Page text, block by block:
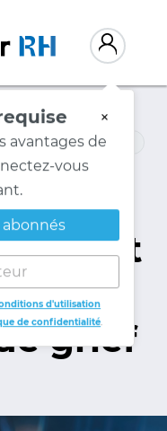
×
avantages de
vous
abonnés
d'utilisation
de confidentialité
et
grief